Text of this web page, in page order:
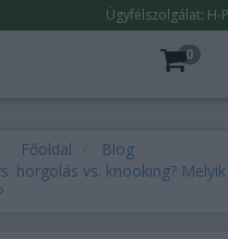
Ügyfélszolgálat: H-
0
Főoldal
Blog
horgolás vs. knooking?